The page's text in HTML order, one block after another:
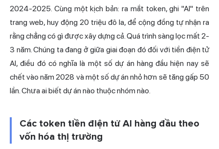
2024-2025. Cùng một kịch bản: ra mắt token, ghi "AI" trên
trang web, huy động 20 triệu đô la, để cộng đồng tự nhận ra
rằng chẳng có gì được xây dựng cả. Quá trình sàng lọc mất 2-
3 năm. Chúng ta đang ở giữa giai đoạn đó đối với tiền điện tử
AI, điều đó có nghĩa là một số dự án hàng đầu hiện nay sẽ
chết vào năm 2028 và một số dự án nhỏ hơn sẽ tăng gấp 50
lần. Chưa ai biết dự án nào thuộc nhóm nào.
Các token tiền điện tử AI hàng đầu theo
vốn hóa thị trường